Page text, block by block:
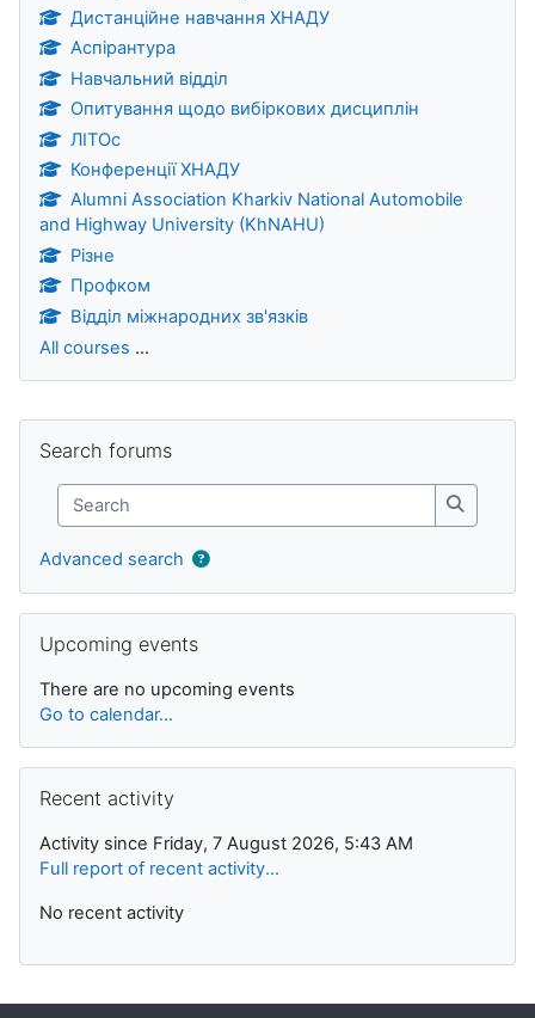
Дистанційне навчання ХНАДУ
Аспірантура
Навчальний відділ
Опитування щодо вибіркових дисциплін
ЛІТОс
Конференції ХНАДУ
Alumni Association Kharkiv National Automobile
and Highway University (KhNAHU)
Різне
Профком
Відділ міжнародних зв'язків
All courses ...
Blocks
Search forums
Search
Search
Advanced search
Upcoming events
There are no upcoming events
Go to calendar...
Recent activity
Activity since Friday, 7 August 2026, 5:43 AM
Full report of recent activity...
No recent activity